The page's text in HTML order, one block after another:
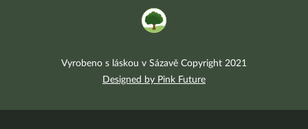
Vyrobeno s láskou v Sázavě Copyright 2021
Designed by Pink Future